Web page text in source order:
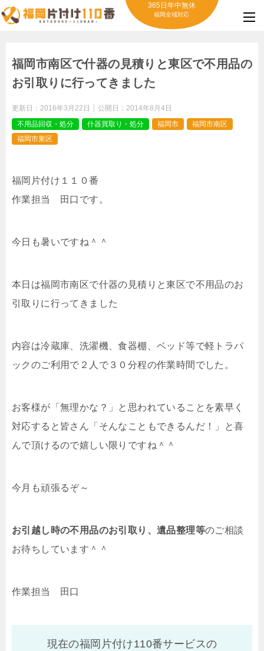
365日年中無休
福岡全域対応
福岡市南区で什器の見積りと東区で不用品の
お引取りに行ってきました
更新日： 2016年3月22日 公開日： 2014年8月4日
不用品回収・処分
什器買取り・処分 福岡市
福岡市南区
福岡市東区
福岡片付け１１０番
作業担当 田口です。
今日も暑いですね＾＾
本日は福岡市南区で什器の見積りと東区で不用品のお
引取りに行ってきました
内容は冷蔵庫、洗濯機、食器棚、ベッド等で軽トラパ
ックのご利用で２人で３０分程の作業時間でした。
お客様が「無理かな？」と思われていることを素早く
対応すると皆さん「そんなこともできるんだ！」と喜
んで頂けるので嬉しい限りですね＾＾
今月も頑張るぞ～
お引越し時の不用品のお引取り、遺品整理等のご相談
お待ちしています＾＾
作業担当 田口
現在の福岡片付け110番サービスの